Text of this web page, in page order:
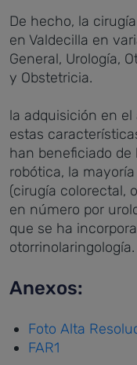
De hecho, la
en Valdecilla en
General, Urología,
y Obstetricia.
la adquisición en el
estas
han beneficiado
robótica, la
(cirugía colorectal,
en número por
que se ha
otorrinolaringología.
Anexos:
Foto Alta
FAR1